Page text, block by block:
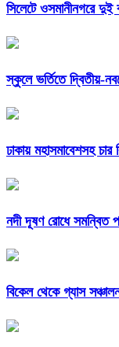
সিলেটে ওসমানীনগরে দুই
স্কুলে ভর্তিতে দ্বিতীয়-
ঢাকায় মহাসমাবেশসহ
নদী দূষণ রোধে সমন্বিত
বিকেল থেকে গ্যাস